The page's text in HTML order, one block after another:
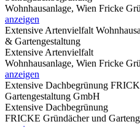
Wohnhausanlage, Wien Fricke
anzeigen
Extensive Artenvielfalt
& Gartengestaltung
Extensive Artenvielfalt
Wohnhausanlage, Wien Fricke
anzeigen
Extensive Dachbegrünung
Gartengestaltung GmbH
Extensive Dachbegrünung
FRICKE Gründächer und